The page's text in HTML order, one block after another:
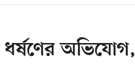
ধর্ষণের অভিযোগ,